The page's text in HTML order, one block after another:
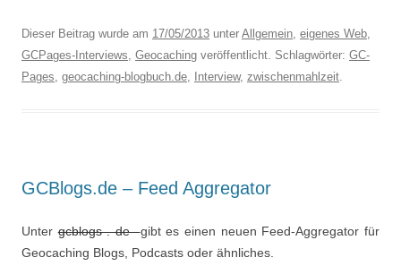
Dieser Beitrag wurde am 17/05/2013 unter Allgemein, eigenes Web,
GCPages-Interviews, Geocaching veröffentlicht. Schlagwörter: GC-
Pages, geocaching-blogbuch.de, Interview, zwischenmahlzeit.
GCBlogs.de – Feed Aggregator
Untergcblogs . degibt es einen neuen Feed-Aggregator für
Geocaching Blogs, Podcasts oder ähnliches.